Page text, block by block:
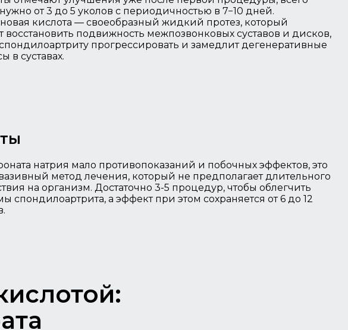
от 3 до 5 уколов с периодичностью в 7−10 дней.
кислота — своеобразный жидкий протез, который
восстановить подвижность межпозвонковых суставов и дисков,
прогрессировать и замедлит дегенеративные
в суставах.
натрия мало противопоказаний и побочных эффектов, это
метод лечения, который не предполагает длительного
на организм. Достаточно 3-5 процедур, чтобы облегчить
спондилоартрита, а эффект при этом сохраняется от 6 до 12